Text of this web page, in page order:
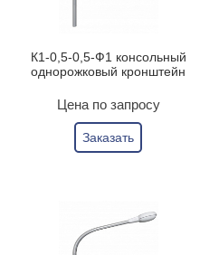
К1-0,5-0,5-Ф1 консольный
однорожковый кронштейн
Цена по запросу
Заказать